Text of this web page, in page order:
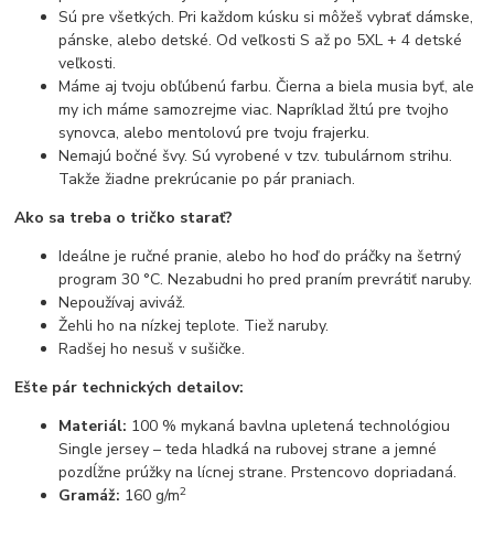
Sú pre všetkých. Pri každom kúsku si môžeš vybrať dámske,
pánske, alebo detské. Od veľkosti S až po 5XL + 4 detské
veľkosti.
Máme aj tvoju obľúbenú farbu. Čierna a biela musia byť, ale
my ich máme samozrejme viac. Napríklad žltú pre tvojho
synovca, alebo mentolovú pre tvoju frajerku.
Nemajú bočné švy. Sú vyrobené v tzv. tubulárnom strihu.
Takže žiadne prekrúcanie po pár praniach.
Ako sa treba o tričko starať?
Ideálne je ručné pranie, alebo ho hoď do práčky na šetrný
program 30 °C. Nezabudni ho pred praním prevrátiť naruby.
Nepoužívaj aviváž.
Žehli ho na nízkej teplote. Tiež naruby.
Radšej ho nesuš v sušičke.
Ešte pár technických detailov:
Materiál: 100 % mykaná bavlna upletená technológiou
Single jersey – teda hladká na rubovej strane a jemné
pozdĺžne prúžky na lícnej strane. Prstencovo dopriadaná.
Gramáž: 160 g/m2